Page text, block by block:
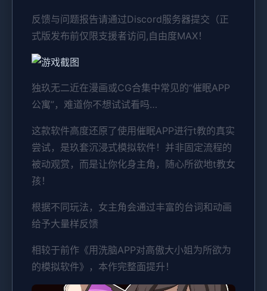
反馈与问题报告请通过Discord服务器提交（正
式版发布前仅限支援者访问,自由度MAX！
独玖无二近在漫画或CG合集中常见的“催眠APP
公寓”，难道你不想试试看吗…
这款软件高度还原了使用催眠APP进行t教的真实
尝试，是玖套沉浸式模拟软件！并非固定流程的
被动观赏，而是让你化身主角，随心所欲地t教女
孩！
根据不同玩法，女主角会通过丰富的台词和动画
给予大量样反馈
相较于前作《用洗脑APP对高傲大小姐为所欲为
的模拟软件》，本作完整面提升！